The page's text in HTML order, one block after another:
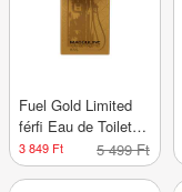
Fuel Gold Limited
férfi Eau de Toilette
- 80 ml
3 849 Ft 5 499 Ft